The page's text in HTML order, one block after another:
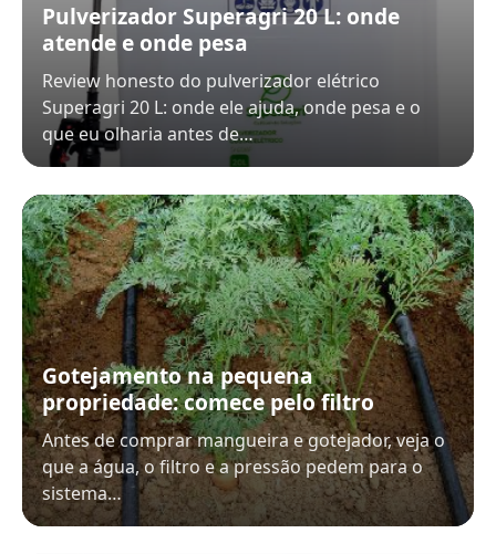
Pulverizador Superagri 20 L: onde
atende e onde pesa
Review honesto do pulverizador elétrico
Superagri 20 L: onde ele ajuda, onde pesa e o
que eu olharia antes de…
Gotejamento na pequena
propriedade: comece pelo filtro
Antes de comprar mangueira e gotejador, veja o
que a água, o filtro e a pressão pedem para o
sistema…